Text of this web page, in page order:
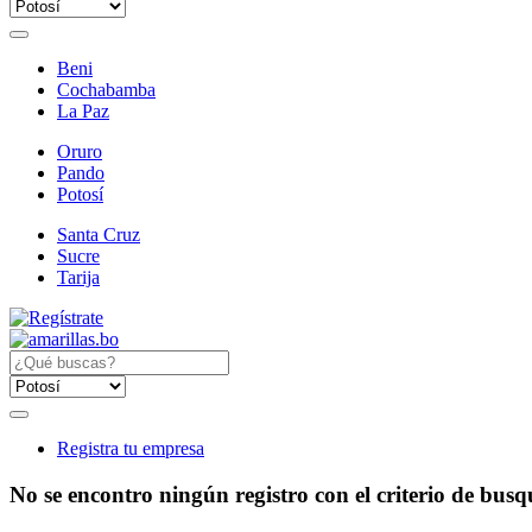
Beni
Cochabamba
La Paz
Oruro
Pando
Potosí
Santa Cruz
Sucre
Tarija
Registra tu empresa
No se encontro ningún registro con el criterio de